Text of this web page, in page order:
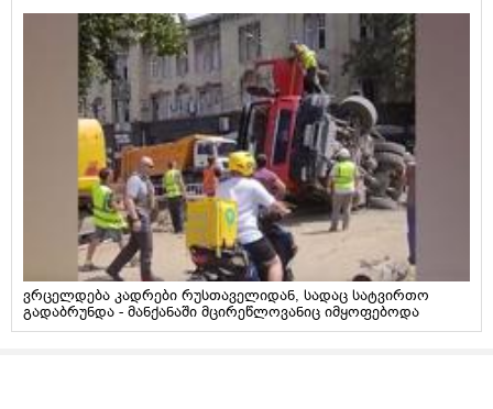
ვრცელდება კადრები რუსთაველიდან, სადაც სატვირთო
გადაბრუნდა - მანქანაში მცირეწლოვანიც იმყოფებოდა